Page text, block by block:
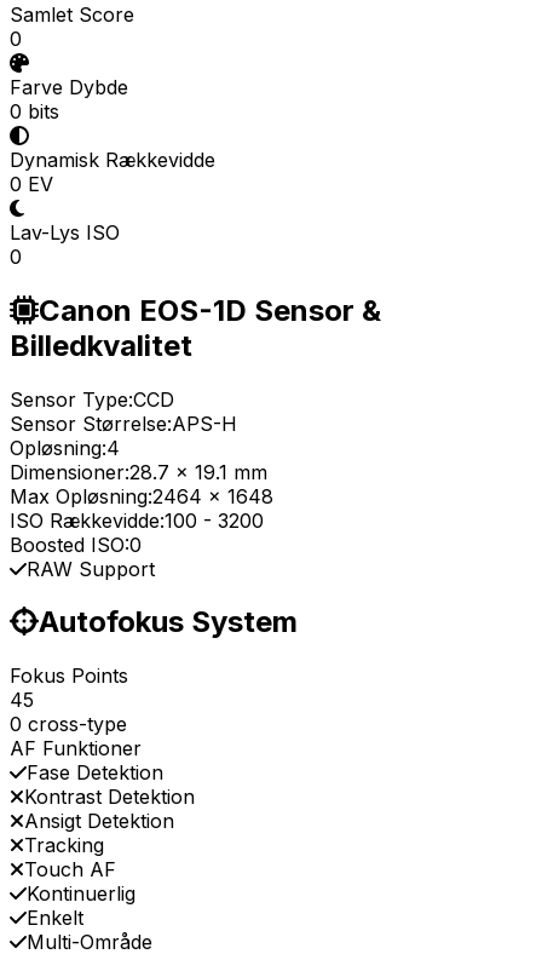
Samlet Score
0
Farve Dybde
0 bits
Dynamisk Rækkevidde
0 EV
Lav-Lys ISO
0
Canon EOS-1D Sensor &
Billedkvalitet
Sensor Type:CCD
Sensor Størrelse:APS-H
Opløsning:4
Dimensioner:28.7 x 19.1 mm
Max Opløsning:2464 x 1648
ISO Rækkevidde:100 - 3200
Boosted ISO:0
RAW Support
Autofokus System
Fokus Points
45
0 cross-type
AF Funktioner
Fase Detektion
Kontrast Detektion
Ansigt Detektion
Tracking
Touch AF
Kontinuerlig
Enkelt
Multi-Område